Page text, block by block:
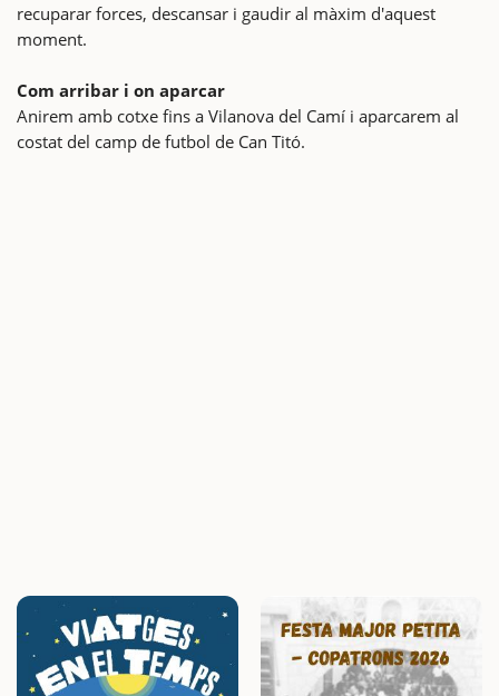
recuparar forces, descansar i gaudir al màxim d'aquest
moment.
Com arribar i on aparcar
Anirem amb cotxe fins a Vilanova del Camí i aparcarem al
costat del camp de futbol de Can Titó.